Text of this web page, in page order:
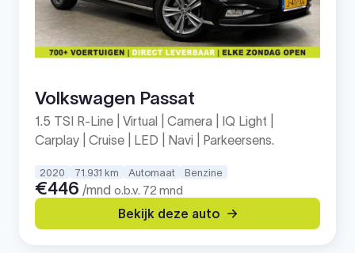
Volkswagen Passat
1.5 TSI R-Line | Virtual | Camera | IQ Light |
Carplay | Cruise | LED | Navi | Parkeersens.
2020 71.931 km Automaat Benzine
€446 /mnd o.b.v. 72 mnd
Bekijk deze auto